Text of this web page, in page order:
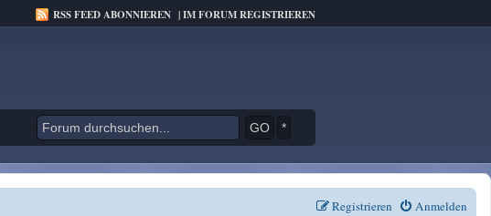
RSS FEED ABONNIEREN |IM FORUM REGISTRIEREN
*
Anmelden
Registrieren